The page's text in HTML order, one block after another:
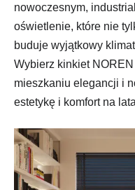
nowoczesnym,
oświetlenie, które nie
buduje wyjątkowy
Wybierz kinkiet
mieszkaniu elegancji i
estetykę i komfort na